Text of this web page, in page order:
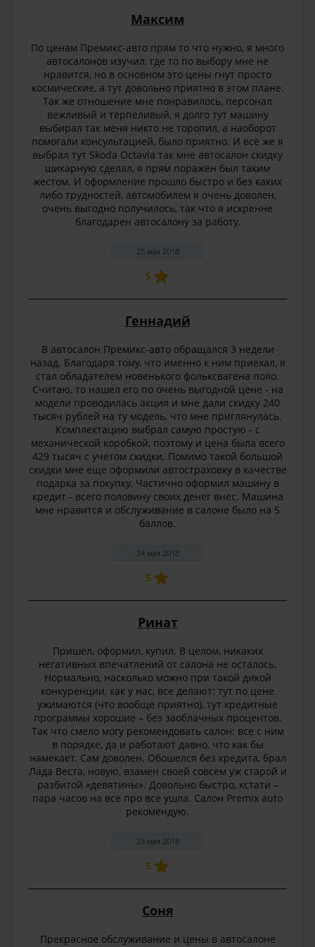
Максим
По ценам Премикс-авто прям то что нужно, я много
автосалонов изучил, где то по выбору мне не
нравится, но в основном это цены гнут просто
космические, а тут довольно приятно в этом плане.
Так же отношение мне понравилось, персонал
вежливый и терпеливый, я долго тут машину
выбирал так меня никто не торопил, а наоборот
помогали консультацией, было приятно. И всё же я
выбрал тут Skoda Octavia так мне автосалон скидку
шикарную сделал, я прям поражен был таким
жестом. И оформление прошло быстро и без каких
либо трудностей, автомобилем я очень доволен,
очень выгодно получилось, так что я искренне
благодарен автосалону за работу.
25 мая 2018
5
Геннадий
В автосалон Премикс-авто обращался 3 недели
назад. Благодаря тому, что именно к ним приехал, я
стал обладателем новенького фольксвагена поло.
Считаю, то нашел его по очень выгодной цене - на
модели проводилась акция и мне дали скидку 240
тысяч рублей на ту модель, что мне приглянулась.
Комплектацию выбрал самую простую - с
механической коробкой, поэтому и цена была всего
429 тысяч с учетом скидки. Помимо такой большой
скидки мне еще оформили автостраховку в качестве
подарка за покупку. Частично оформил машину в
кредит - всего половину своих денег внес. Машина
мне нравится и обслуживание в салоне было на 5
баллов.
24 мая 2018
5
Ринат
Пришел, оформил, купил. В целом, никаких
негативных впечатлений от салона не осталось.
Нормально, насколько можно при такой дикой
конкуренции, как у нас, все делают: тут по цене
ужимаются (что вообще приятно), тут кредитные
программы хорошие – без заоблачных процентов.
Так что смело могу рекомендовать салон: все с ним
в порядке, да и работают давно, что как бы
намекает. Сам доволен. Обошелся без кредита, брал
Лада Веста, новую, взамен своей совсем уж старой и
разбитой «девятины». Довольно быстро, кстати –
пара часов на все про все ушла. Салон Premix auto
рекомендую.
23 мая 2018
5
Соня
Прекрасное обслуживание и цены в автосалоне